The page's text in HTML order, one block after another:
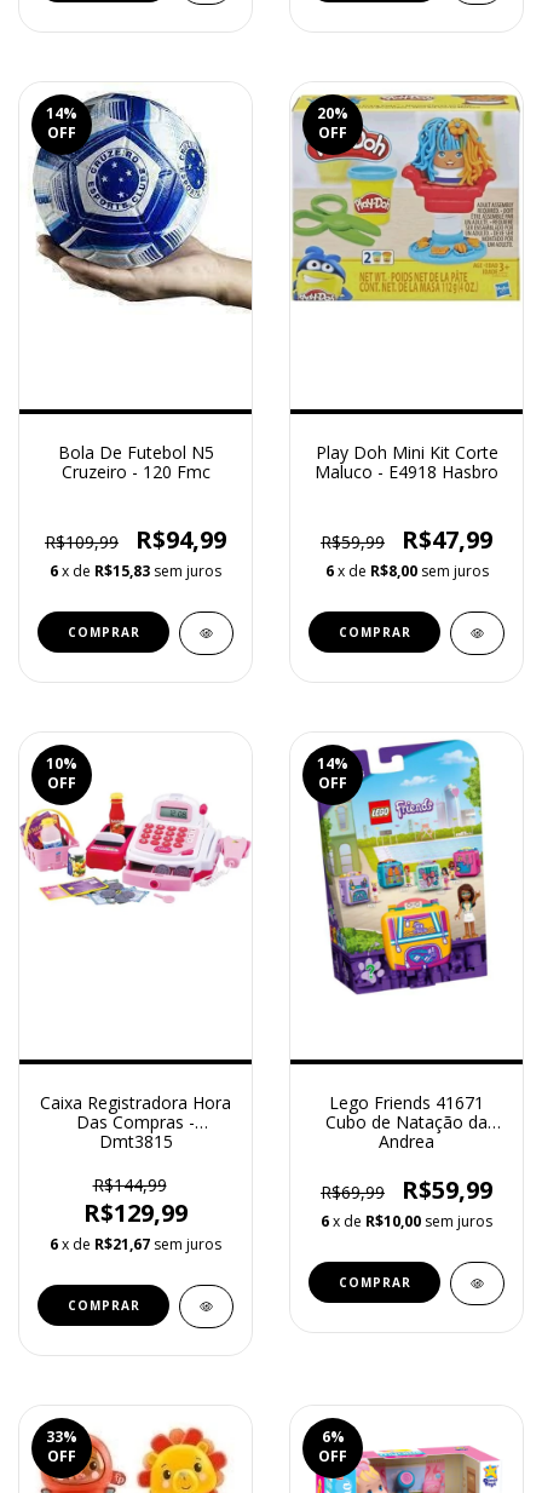
14%
OFF
Bola De Futebol N5
Cruzeiro - 120 Fmc
R$109,99 R$94,99
6x de R$15,83 sem juros
20%
OFF
Play Doh Mini Kit Corte
Maluco - E4918 Hasbro
R$59,99 R$47,99
6 x de R$8,00 sem juros
10%
OFF
Caixa Registradora Hora
Das Compras -
Dmt3815
R$144,99
R$129,99
6x de R$21,67 sem juros
14%
OFF
Lego Friends 41671
Cubo de Natação da
Andrea
R$69,99 R$59,99
6x de R$10,00 sem juros
33%
OFF
6%
OFF